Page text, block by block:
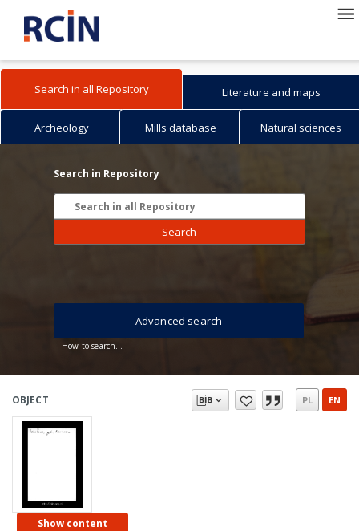
Search in all Repository Literature and maps
Archeology Mills database Natural sciences
Search in Repository
Search
How to search...
Advanced search
OBJECT PL EN
Show content